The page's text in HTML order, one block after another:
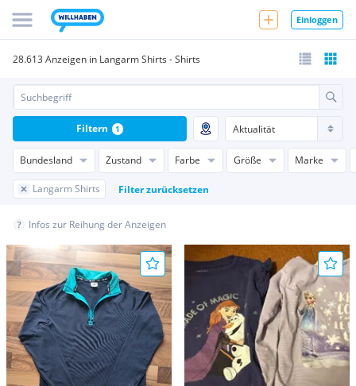
Einloggen
28.613 Anzeigen in Langarm Shirts - Shirts
Bundesland Zustand Farbe Größe Marke
Langarm Shirts Filter zurücksetzen
Filtern 1
Infos zur Reihung der Anzeigen